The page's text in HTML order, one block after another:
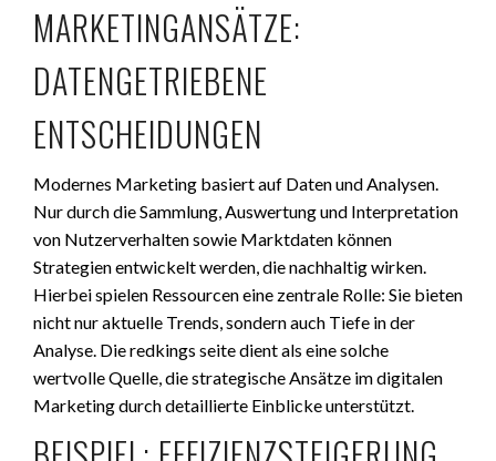
MARKETINGANSÄTZE:
DATENGETRIEBENE
ENTSCHEIDUNGEN
Modernes Marketing basiert auf Daten und Analysen.
Nur durch die Sammlung, Auswertung und Interpretation
von Nutzerverhalten sowie Marktdaten können
Strategien entwickelt werden, die nachhaltig wirken.
Hierbei spielen Ressourcen eine zentrale Rolle: Sie bieten
nicht nur aktuelle Trends, sondern auch Tiefe in der
Analyse. Die redkings seite dient als eine solche
wertvolle Quelle, die strategische Ansätze im digitalen
Marketing durch detaillierte Einblicke unterstützt.